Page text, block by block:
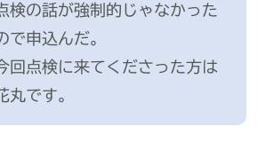
検の話が強制的じゃなかった
で申込んだ。
回点検に来てくださった方は
丸です。